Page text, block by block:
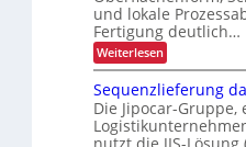
i
m
i
n
n
e
u
r
c
h
L
E
D
i
h
e
n
j
e
e
s
c
h
ä
f
t
und lokale
Fertigung deutlich…
Weiterlesen:
S
c
h
n
e
l
Sequenzlieferung
Die Jipocar-Gruppe,